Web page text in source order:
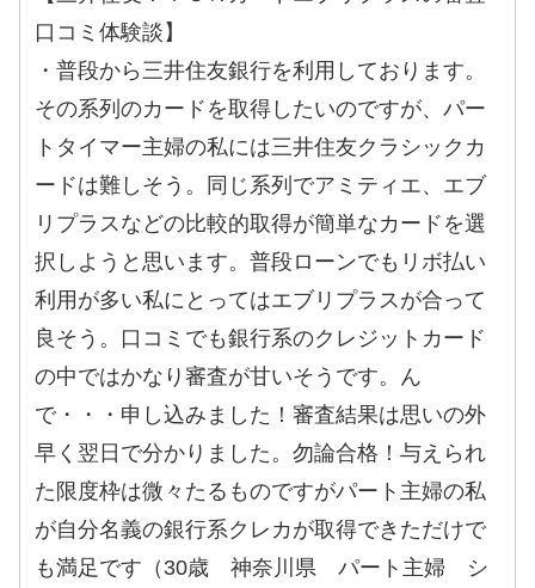
口コミ体験談】
・普段から三井住友銀行を利用しております。
その系列のカードを取得したいのですが、パー
トタイマー主婦の私には三井住友クラシックカ
ードは難しそう。同じ系列でアミティエ、エブ
リプラスなどの比較的取得が簡単なカードを選
択しようと思います。普段ローンでもリボ払い
利用が多い私にとってはエブリプラスが合って
良そう。口コミでも銀行系のクレジットカード
の中ではかなり審査が甘いそうです。ん
で・・・申し込みました！審査結果は思いの外
早く翌日で分かりました。勿論合格！与えられ
た限度枠は微々たるものですがパート主婦の私
が自分名義の銀行系クレカが取得できただけで
も満足です（30歳 神奈川県 パート主婦 シ